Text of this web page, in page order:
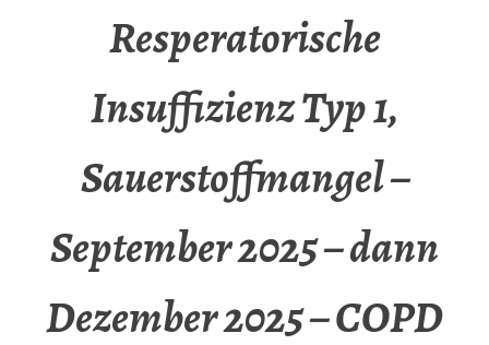
Resperatorische
Insuffizienz Typ 1,
Sauerstoffmangel –
September 2025 – dann
Dezember 2025 – COPD